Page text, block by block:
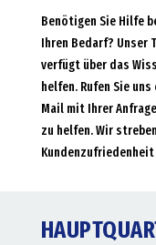
Benötigen Sie Hilfe
Ihren Bedarf? Unser
verfügt über das
helfen. Rufen Sie
Mail mit Ihrer
zu helfen. Wir